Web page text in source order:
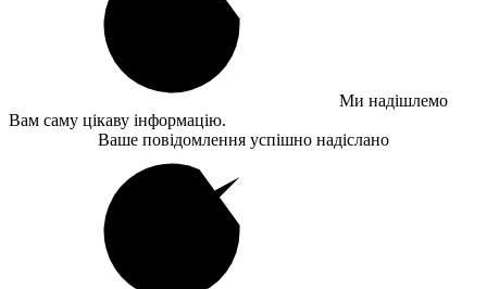
Ми надішлемо
Вам саму цікаву інформацію.
Ваше повідомлення успішно надіслано